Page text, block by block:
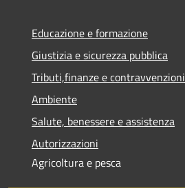
Educazione e formazione
Giustizia e sicurezza pubblica
Tributi,finanze e contravvenzioni
Ambiente
Salute, benessere e assistenza
Autorizzazioni
Agricoltura e pesca